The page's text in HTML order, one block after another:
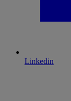
Linkedin